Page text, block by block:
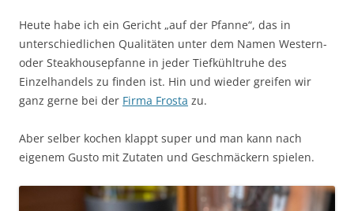
Heute habe ich ein Gericht „auf der Pfanne“, das in
unterschiedlichen Qualitäten unter dem Namen Western-
oder Steakhousepfanne in jeder Tiefkühltruhe des
Einzelhandels zu finden ist. Hin und wieder greifen wir
ganz gerne bei der Firma Frosta zu.
Aber selber kochen klappt super und man kann nach
eigenem Gusto mit Zutaten und Geschmäckern spielen.